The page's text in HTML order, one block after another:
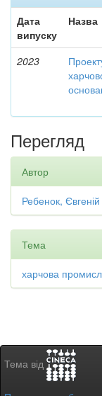
Дата
випуску
Назва
2023
Перегляд
Автор
Ребенок,
Тема
харчова
Тема від